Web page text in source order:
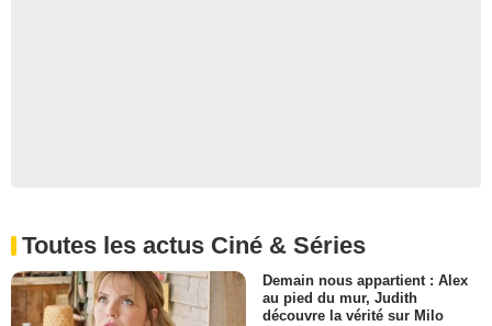
Toutes les actus Ciné & Séries
Demain nous appartient : Alex
au pied du mur, Judith
découvre la vérité sur Milo